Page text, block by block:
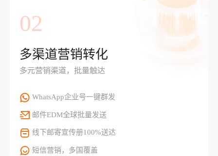
02
多渠道营销转化
多元营销渠道，批量触达
WhatsApp企业号一键群发
邮件EDM全球批量发送
线下邮寄宣传册100%送达
短信营销，多国覆盖